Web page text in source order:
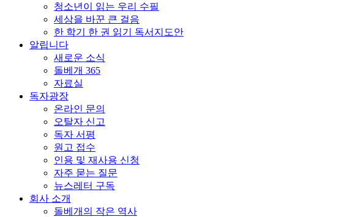
청소년이 읽는 우리 수필
세상을 바꾼 큰 걸음
한 학기 한 권 읽기 독서지도안
알립니다
새로운 소식
돌베개 365
자료실
독자광장
온라인 문의
오탈자 신고
독자 서평
원고 접수
인용 및 재사용 신청
자주 묻는 질문
뉴스레터 구독
회사 소개
돌베개의 작은 역사